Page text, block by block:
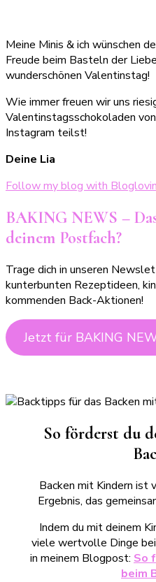
Meine Minis & ich wünschen
Freude beim Basteln der
wunderschönen Valentinstag!
Wie immer freuen wir uns
Valentinstagsschokoladen
Instagram teilst!
Deine Lia
Follow my blog with Bloglovin
BAKING NEWS –
deinem Postfach?
Trage dich in unseren
kunterbunten Rezeptideen,
kommenden Back-Aktionen!
Jetzt für BAKING
So förderst du
Backen mit Kindern ist
Ergebnis, das
Indem du mit deinem
viele wertvolle Dinge
in meinem Blogpost: So
beim